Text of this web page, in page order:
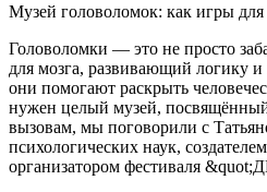
Музей головоломок: как игры
Головоломки — это не просто
для мозга, развивающий логику
они помогают раскрыть
нужен целый музей,
вызовам, мы поговорили с
психологических наук,
организатором фестиваля